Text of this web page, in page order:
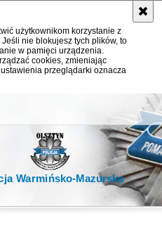
użytkownikom korzystanie z
nie blokujesz tych plików, to
w pamięci urządzenia.
cookies, zmieniając
przeglądarki oznacza
Warmińsko-Mazurska